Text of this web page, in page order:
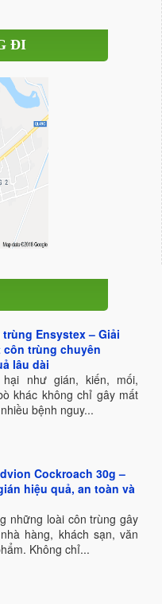
ĐI
Ensystex – Giải
côn trùng chuyên
lâu dài
như gián, kiến, mối,
khác không chỉ gây mất
bệnh nguy...
Cockroach 30g –
hiệu quả, an toàn và
những loài côn trùng gây
hàng, khách sạn, văn
Không chỉ...